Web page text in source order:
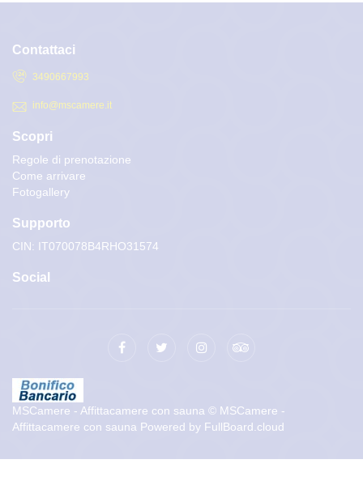
Contattaci
3490667993
info@mscamere.it
Scopri
Regole di prenotazione
Come arrivare
Fotogallery
Supporto
CIN: IT070078B4RHO31574
Social
MSCamere - Affittacamere con sauna © MSCamere -
Affittacamere con sauna Powered by FullBoard.cloud